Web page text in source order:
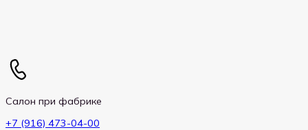
Салон при фабрике
+7 (916) 473-04-00